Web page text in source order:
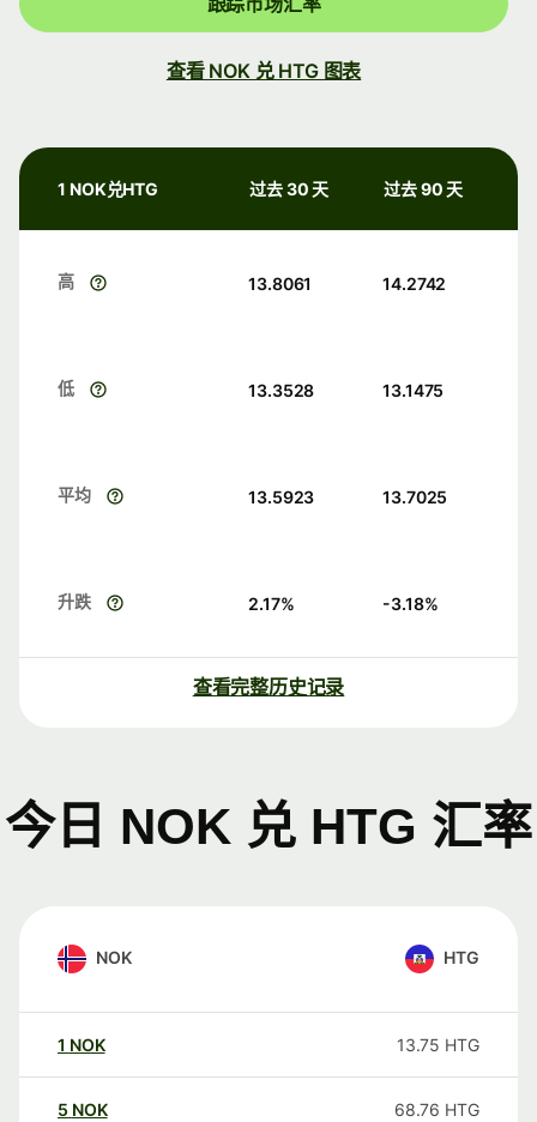
查看 NOK 兑 HTG 图表
1 NOK兑HTG 过去 30 天 过去 90 天
高 13.8061 14.2742
低 13.3528 13.1475
平均 13.5923 13.7025
升跌 2.17% -3.18%
查看完整历史记录
今日 NOK 兑 HTG 汇率
NOK HTG
1 NOK 13.75 HTG
5 NOK 68.76 HTG